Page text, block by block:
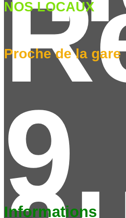
9
NOS LOCAUX
Proche de la gare
Informations